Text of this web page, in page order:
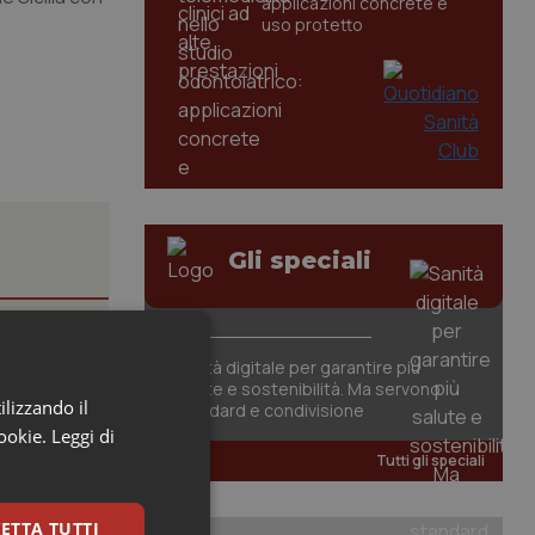
uso protetto
Gli speciali
Sanità digitale per garantire più
salute e sostenibilità. Ma servono
standard e condivisione
Tutti gli speciali
il
Leggi di
TUTTI